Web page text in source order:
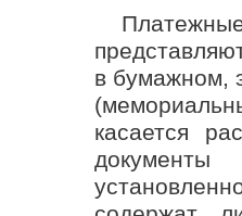
в бумажном,
касается